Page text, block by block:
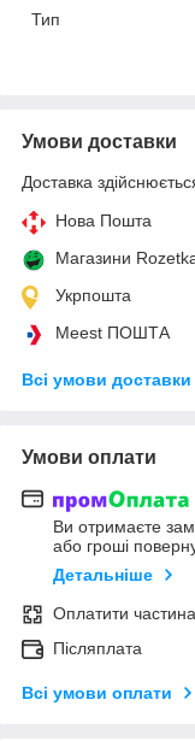
Тип
Умови доставки
Доставка
Нова Пошта
Магазини
Укрпошта
Meest ПОШТА
Всі умови доставки
Умови оплати
Ви отримаєте
або гроші
Детальніше
Оплатити
Післяплата
Всі умови оплати